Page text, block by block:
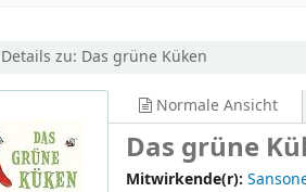
Details zu: Das grüne Küken
Normale Ansicht
Das grüne
Mitwirkende(r):